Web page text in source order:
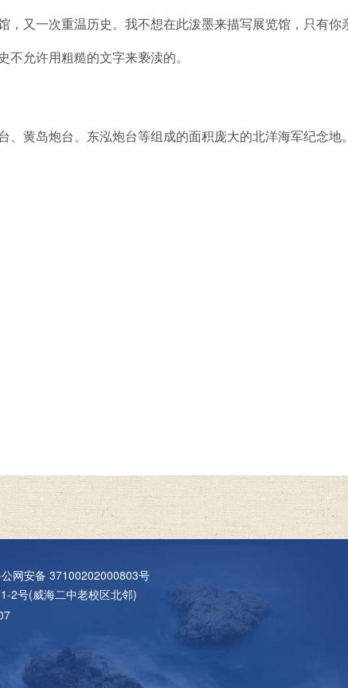
又一次重温历史。我不想在此泼墨来描写展览馆，只有你
允许用粗糙的文字来亵渎的。
黄岛炮台、东泓炮台等组成的面积庞大的北洋海军纪念地
网安备 37100202000803号
2号(威海二中老校区北邻)